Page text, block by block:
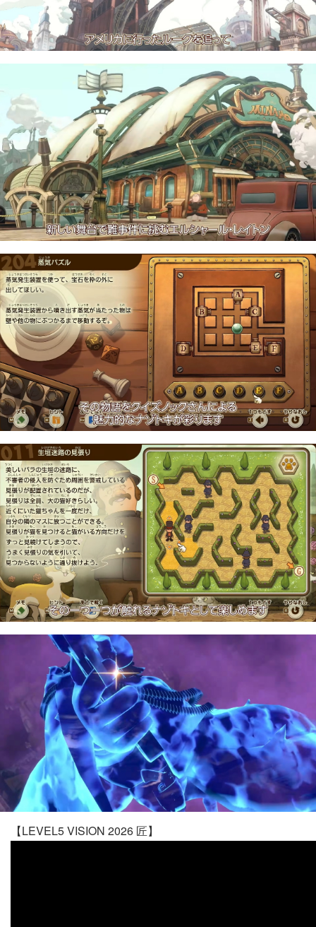
【LEVEL5 VISION 2026 匠】